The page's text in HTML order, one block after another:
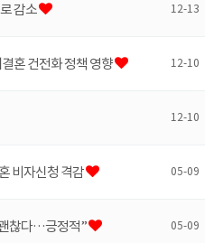
감소 12-13
혼 건전화 정책 영향 12-10
12-10
비자신청 격감 05-09
괜찮다…긍정적” 05-09